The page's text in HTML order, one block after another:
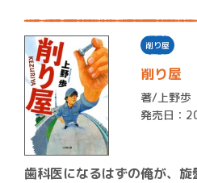
削り屋
削り屋
著/上野歩
発売日：
歯科医になるはずの俺が、旋